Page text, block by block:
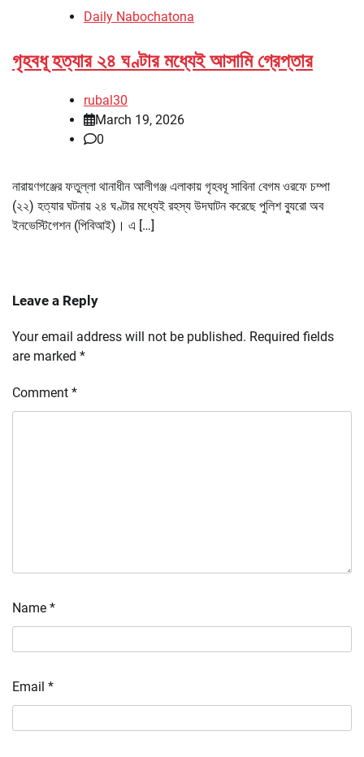
Daily Nabochatona
গৃহবধূ হত্যার ২৪ ঘণ্টার মধ্যেই আসামি গ্রেপ্তার
rubal30
March 19, 2026
0
নারায়ণগঞ্জের ফতুল্লা থানাধীন আলীগঞ্জ এলাকায় গৃহবধূ সাবিনা বেগম ওরফে চম্পা
(২২) হত্যার ঘটনায় ২৪ ঘণ্টার মধ্যেই রহস্য উদঘাটন করেছে পুলিশ ব্যুরো অব
ইনভেস্টিগেশন (পিবিআই)। এ […]
Leave a Reply
Your email address will not be published. Required fields
are marked *
Comment *
Name *
Email *